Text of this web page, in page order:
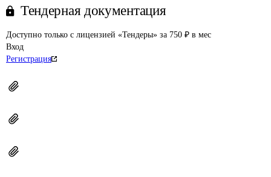
Тендерная документация
Доступно только с лицензией «Тендеры» за 750 ₽ в мес
Вход
Регистрация